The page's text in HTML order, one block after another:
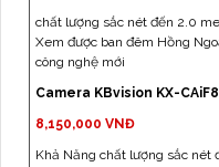
chất lượng sắc nét đến 2.0
Xem được ban đêm Hồng
công nghệ mới
Camera KBvision KX-
8,150,000 VNĐ
Khả Năng chất lượng sắc nét